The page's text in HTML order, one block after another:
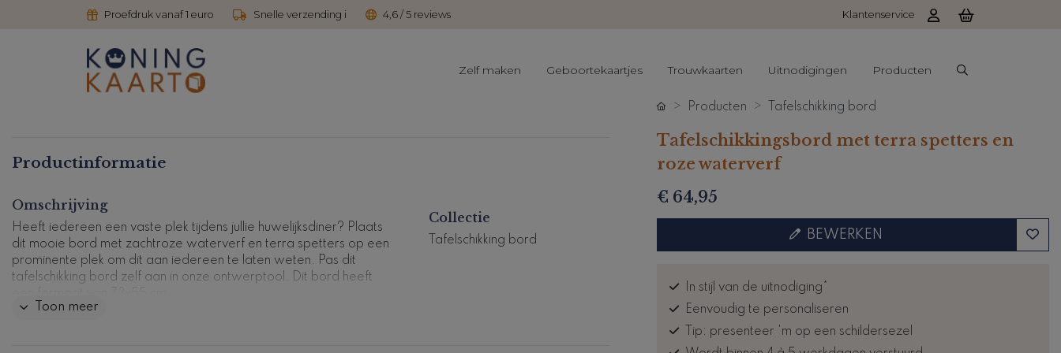
Proefdruk vanaf 1 euro Snelle verzending i 4,6 / 5 reviews Klantenservice
Zelf maken Geboortekaartjes Trouwkaarten Uitnodigingen Producten
Productinformatie
Omschrijving
Heeft iedereen een vaste plek tijdens jullie huwelijksdiner? Plaats
dit mooie bord met zachtroze waterverf en terra spetters op een
prominente plek om dit aan iedereen te laten weten. Pas dit
tafelschikking bord zelf aan in onze ontwerptool. Dit bord heeft
Toon meer
Collectie
Tafelschikking bord
Producten Tafelschikking bord
Tafelschikkingsbord met terra spetters en
roze waterverf
€ 64,95
BEWERKEN
In stijl van de uitnodiging*
Eenvoudig te personaliseren
Tip: presenteer 'm op een schildersezel